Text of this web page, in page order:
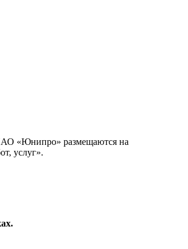
«Юнипро» размещаются на
услуг».